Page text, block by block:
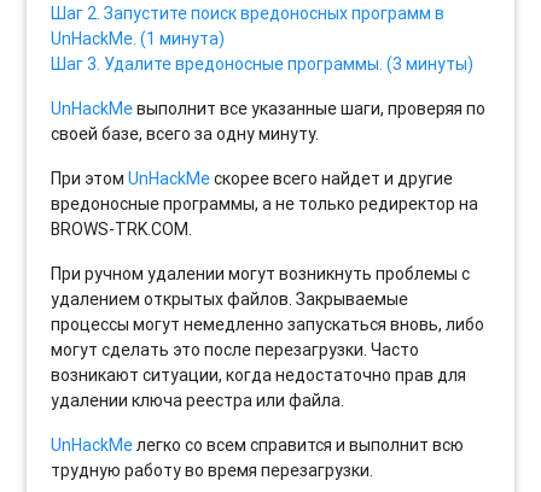
Шаг 2. Запустите поиск вредоносных программ в
UnHackMe. (1 минута)
Шаг 3. Удалите вредоносные программы. (3 минуты)
UnHackMeвыполнит все указанные шаги, проверяя по
своей базе, всего за одну минуту.
При этомUnHackMeскорее всего найдет и другие
вредоносные программы, а не только редиректор на
BROWS-TRK.COM.
При ручном удалении могут возникнуть проблемы с
удалением открытых файлов. Закрываемые
процессы могут немедленно запускаться вновь, либо
могут сделать это после перезагрузки. Часто
возникают ситуации, когда недостаточно прав для
удалении ключа реестра или файла.
UnHackMeлегко со всем справится и выполнит всю
трудную работу во время перезагрузки.